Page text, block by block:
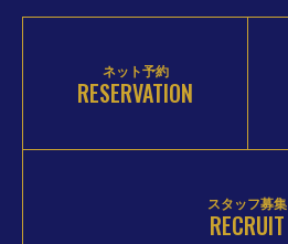
ネット予約
RESERVATION
スタッフ募集
RECRUIT